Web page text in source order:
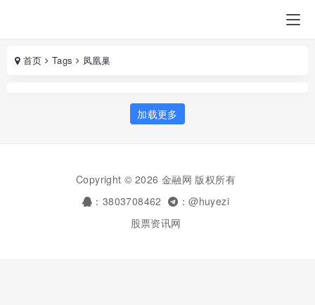
首页 Tags 凤凰巢
加载更多
Copyright © 2026 金融网 版权所有
：3803708462
：@huyezi
股票资讯网